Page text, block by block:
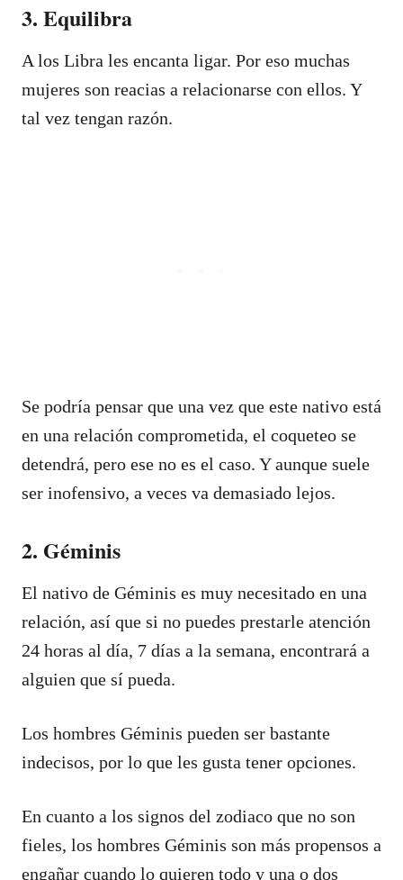
3. Equilibra
A los Libra les encanta ligar. Por eso muchas
mujeres son reacias a relacionarse con ellos. Y
tal vez tengan razón.
Se podría pensar que una vez que este nativo está
en una relación comprometida, el coqueteo se
detendrá, pero ese no es el caso. Y aunque suele
ser inofensivo, a veces va demasiado lejos.
2. Géminis
El nativo de Géminis es muy necesitado en una
relación, así que si no puedes prestarle atención
24 horas al día, 7 días a la semana, encontrará a
alguien que sí pueda.
Los hombres Géminis pueden ser bastante
indecisos, por lo que les gusta tener opciones.
En cuanto a los signos del zodiaco que no son
fieles, los hombres Géminis son más propensos a
engañar cuando lo quieren todo y una o dos